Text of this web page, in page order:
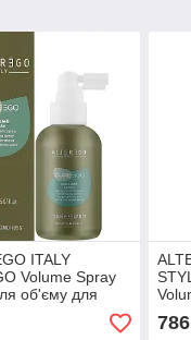
ITALY
Volume Spray
об'єму для
150 мл
250
786